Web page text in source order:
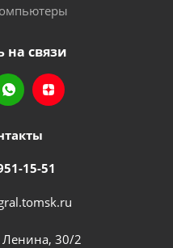
на связи
15-51
Ленина, 30/2